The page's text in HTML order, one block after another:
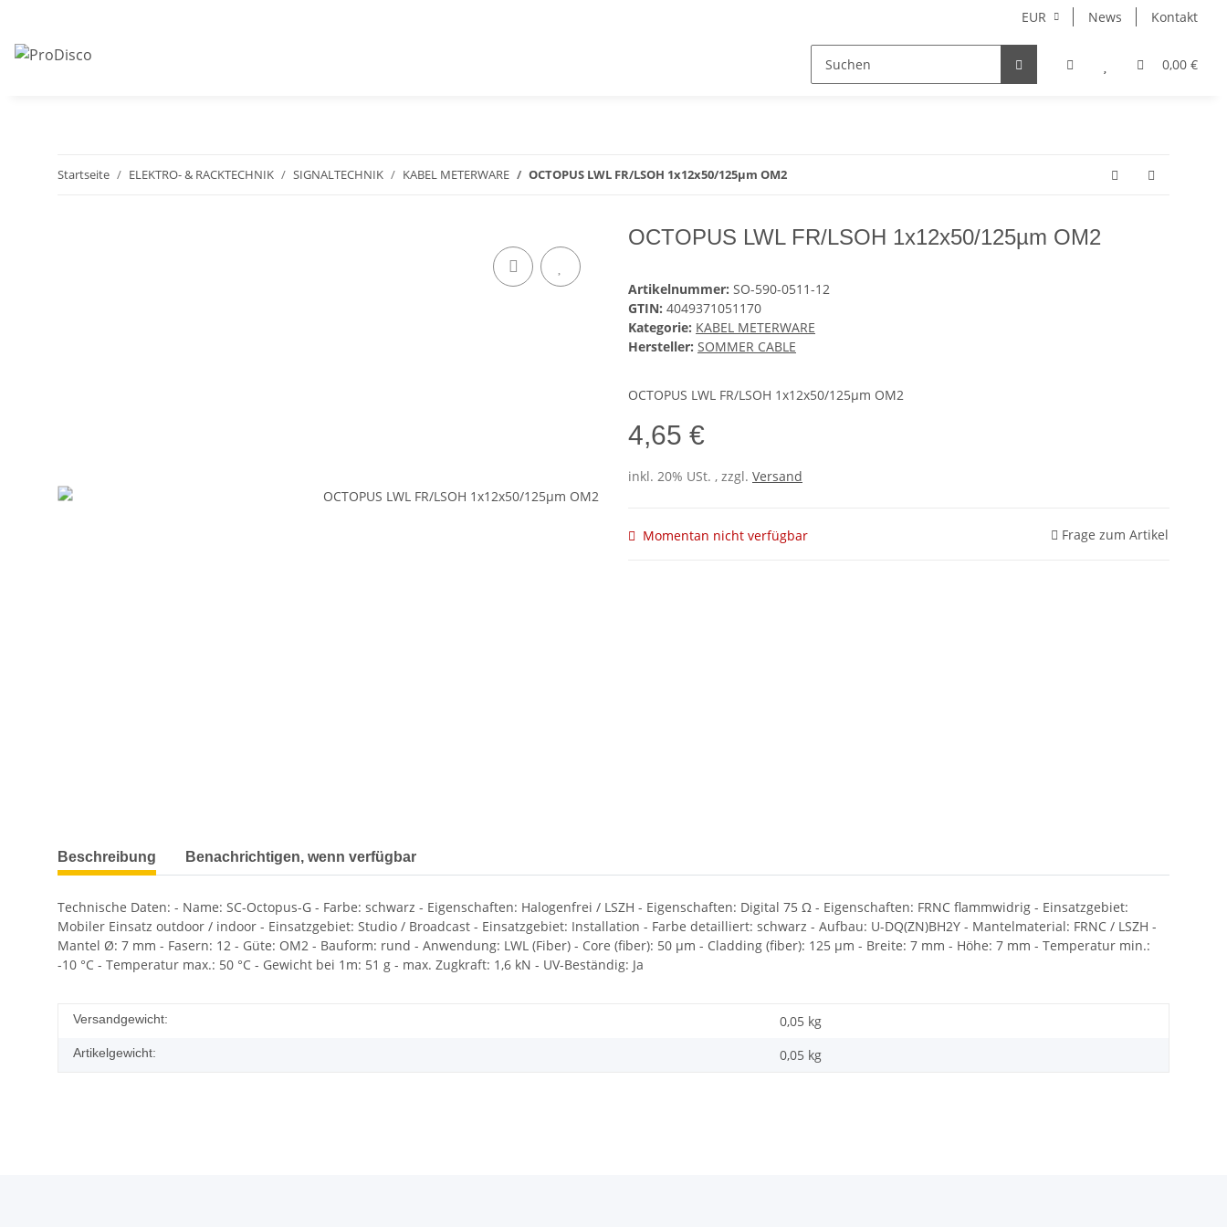
EUR News Kontakt
0,00 €
Startseite ELEKTRO- & RACKTECHNIK SIGNALTECHNIK KABEL METERWARE OCTOPUS LWL FR/LSOH 1x12x50/125µm OM2
OCTOPUS LWL FR/LSOH 1x12x50/125µm OM2
Artikelnummer: SO-590-0511-12
GTIN: 4049371051170
Kategorie: KABEL METERWARE
Hersteller: SOMMER CABLE
OCTOPUS LWL FR/LSOH 1x12x50/125µm OM2
4,65 €
inkl. 20% USt. , zzgl. Versand
Momentan nicht verfügbar Frage zum Artikel
Beschreibung Benachrichtigen, wenn verfügbar
Technische Daten: - Name: SC-Octopus-G - Farbe: schwarz - Eigenschaften: Halogenfrei / LSZH - Eigenschaften: Digital 75 Ω - Eigenschaften: FRNC flammwidrig - Einsatzgebiet:
Mobiler Einsatz outdoor / indoor - Einsatzgebiet: Studio / Broadcast - Einsatzgebiet: Installation - Farbe detailliert: schwarz - Aufbau: U-DQ(ZN)BH2Y - Mantelmaterial: FRNC / LSZH -
Mantel Ø: 7 mm - Fasern: 12 - Güte: OM2 - Bauform: rund - Anwendung: LWL (Fiber) - Core (fiber): 50 µm - Cladding (fiber): 125 µm - Breite: 7 mm - Höhe: 7 mm - Temperatur min.:
-10 °C - Temperatur max.: 50 °C - Gewicht bei 1m: 51 g - max. Zugkraft: 1,6 kN - UV-Beständig: Ja
Versandgewicht: 0,05 kg
Artikelgewicht: 0,05 kg